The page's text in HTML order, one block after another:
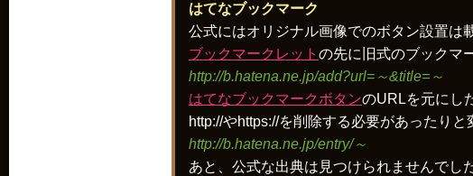
はてなブックマーク
公式にはオリジナル画像でのボタン設置は
ブックマークレット の先に旧式のブックマ
http://b.hatena.ne.jp/add?url=～&title=～
はてなブックマークボタンのURLを元にし
http://やhttps://を削除する必要があったりと
http://b.hatena.ne.jp/entry/～
あと、公式な出典は見つけられませんでし